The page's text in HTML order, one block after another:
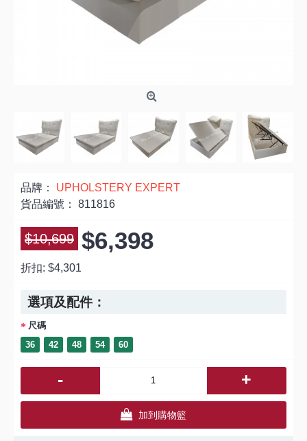
品牌： UPHOLSTERY EXPERT
貨品編號： 811816
$10,699 $6,398
折扣: $4,301
選項及配件：
尺碼
36
42 48 54 60
- +
加到購物籃